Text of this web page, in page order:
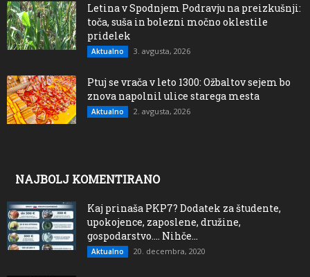
Letina v Spodnjem Podravju na preizkušnji:
toča, suša in bolezni močno oklestile
pridelek
Aktualno 3. avgusta, 2026
Ptuj se vrača v leto 1300: Ožbaltov sejem bo
znova napolnil ulice starega mesta
Aktualno 2. avgusta, 2026
NAJBOLJ KOMENTIRANO
Kaj prinaša PKP7? Dodatek za študente,
upokojence, zaposlene, družine,
gospodarstvo…. Nihče...
Aktualno 20. decembra, 2020